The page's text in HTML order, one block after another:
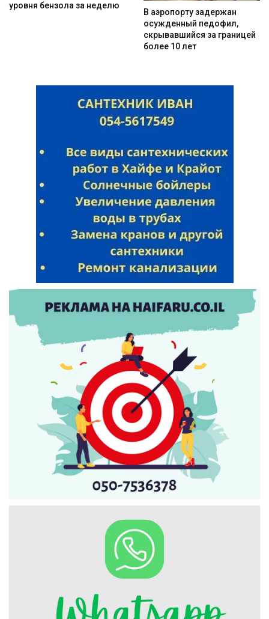
уровня бензола за неделю
В аэропорту задержан
осужденный педофил,
скрывавшийся за границей
более 10 лет